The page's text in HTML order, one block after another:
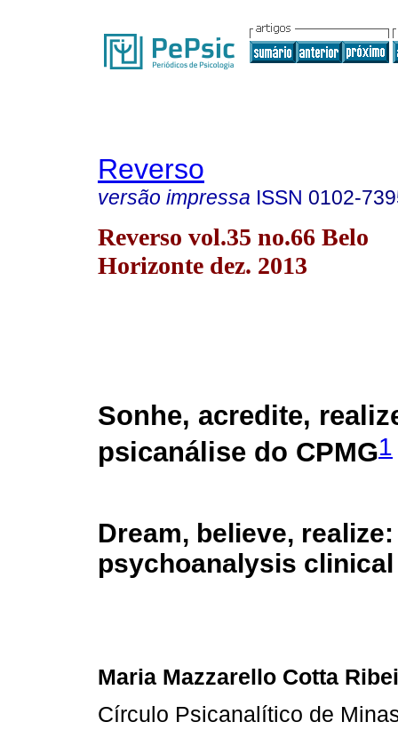
Reverso
versão impressa ISSN 0102-
Reverso vol.35 no.66 Belo
Horizonte dez. 2013
Sonhe, acredite,
psicanálise do CPMG1
Dream, believe, realize:
psychoanalysis clinical
Maria Mazzarello Cotta
Círculo Psicanalítico de